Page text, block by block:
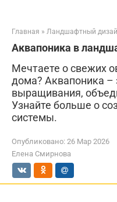
Главная » Ландшафтный
Аквапоника в
Мечтаете о свежих
дома? Аквапоника –
выращивания,
Узнайте больше о
системы.
Опубликовано: 26 Мар 2026
Елена Смирнова